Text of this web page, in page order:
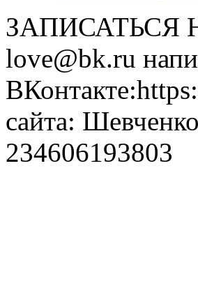
ЗАПИСАТЬСЯ
love@bk.ru
сайта:
234606193803